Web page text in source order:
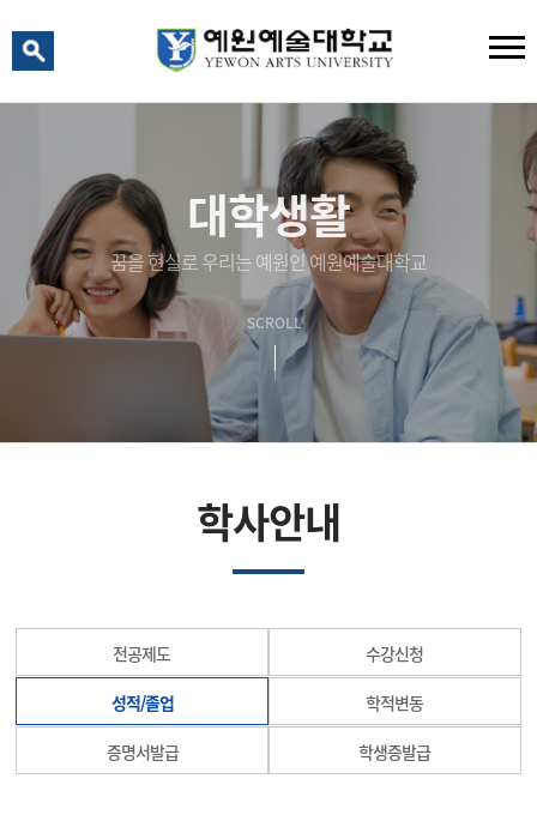
대학생활
꿈을 현실로 우리는 예원인 예원예술대학교
SCROLL
학사안내
전공제도 수강신청
성적/졸업 학적변동
증명서발급 학생증발급
예원예술대학교 AI 상담